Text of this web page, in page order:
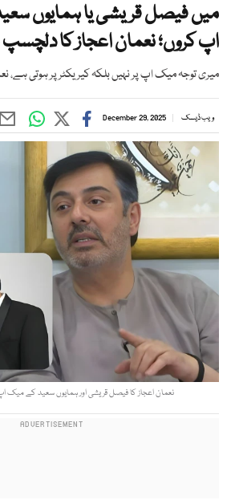
میں فیصل قریشی یا ہمایوں
اپ کروں؛ نعمان اعجاز کا
میری توجہ میک اپ پر نہیں بلکہ کیریکٹر پر ہوتی ہے،
ویب ڈیسک December 29, 2025
نعمان اعجاز کا فیصل قریشی اور ہمایوں سعید کے میک اپ